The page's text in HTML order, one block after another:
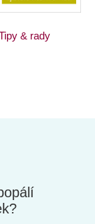
& rady